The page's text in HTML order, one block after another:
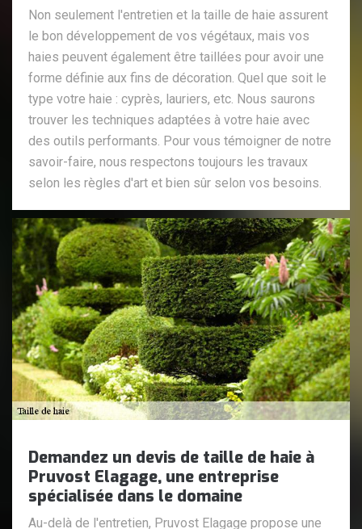
Non seulement l'entretien et la taille de haie assurent
le bon développement de vos végétaux, mais vos
haies peuvent également être taillées pour avoir une
forme définie aux fins de décoration. Quel que soit le
type votre haie : cyprès, lauriers, etc. Nous saurons
trouver les techniques adaptées à votre haie avec
des outils performants. Pour vous témoigner de notre
savoir-faire, nous respectons toujours les travaux
selon les règles d'art et bien sûr selon vos besoins.
Demandez un devis de taille de haie à
Pruvost Elagage, une entreprise
spécialisée dans le domaine
Au-delà de l'entretien, Pruvost Elagage propose une